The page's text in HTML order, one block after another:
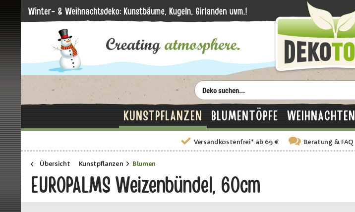
KUNSTPFLANZEN BLUMENTÖPFE WEIHNACHTEN
Versandkostenfrei* ab 69 € Beratung& FAQ
Übersicht Kunstpflanzen Blumen
EUROPALMS Weizenbündel, 60cm